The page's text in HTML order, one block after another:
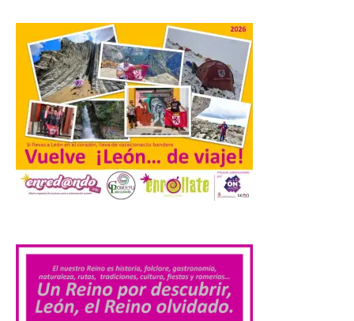
La Comarca de las Cinco
Villas, un lugar ideal para
ver el eclipse solar
9 Ago 2026
El próximo 12 de agosto
se producirá el fenómeno
puntos de la comarca,
pero hay que recordar que la observación
debe hacerse siguiendo las pautas de
seguridad recomendadas. La Comarca de
Cinco Villas […]